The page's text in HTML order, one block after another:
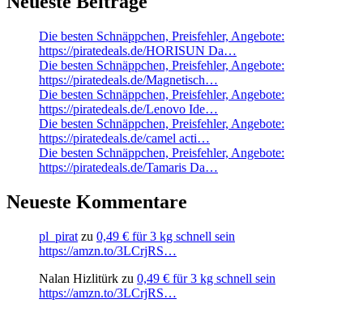
Die besten Schnäppchen, Preisfehler, Angebote:
https://piratedeals.de/HORISUN Da…
Die besten Schnäppchen, Preisfehler, Angebote:
https://piratedeals.de/Magnetisch…
Die besten Schnäppchen, Preisfehler, Angebote:
https://piratedeals.de/Lenovo Ide…
Die besten Schnäppchen, Preisfehler, Angebote:
https://piratedeals.de/camel acti…
Die besten Schnäppchen, Preisfehler, Angebote:
https://piratedeals.de/Tamaris Da…
Neueste Kommentare
pl_pirat zu 0,49 € für 3 kg schnell sein
https://amzn.to/3LCrjRS…
Nalan Hizlitürk zu 0,49 € für 3 kg schnell sein
https://amzn.to/3LCrjRS…